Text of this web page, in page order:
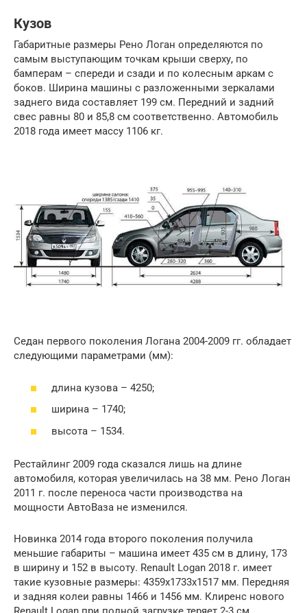
Кузов
Габаритные размеры Рено Логан определяются по
самым выступающим точкам крыши сверху, по
бамперам – спереди и сзади и по колесным аркам с
боков. Ширина машины с разложенными зеркалами
заднего вида составляет 199 см. Передний и задний
свес равны 80 и 85,8 см соответственно. Автомобиль
2018 года имеет массу 1106 кг.
Седан первого поколения Логана 2004-2009 гг. обладает
следующими параметрами (мм):
длина кузова – 4250;
ширина – 1740;
высота – 1534.
Рестайлинг 2009 года сказался лишь на длине
автомобиля, которая увеличилась на 38 мм. Рено Логан
2011 г. после переноса части производства на
мощности АвтоВаза не изменился.
Новинка 2014 года второго поколения получила
меньшие габариты – машина имеет 435 см в длину, 173
в ширину и 152 в высоту. Renault Logan 2018 г. имеет
такие кузовные размеры: 4359х1733х1517 мм. Передняя
и задняя колеи равны 1466 и 1456 мм. Клиренс нового